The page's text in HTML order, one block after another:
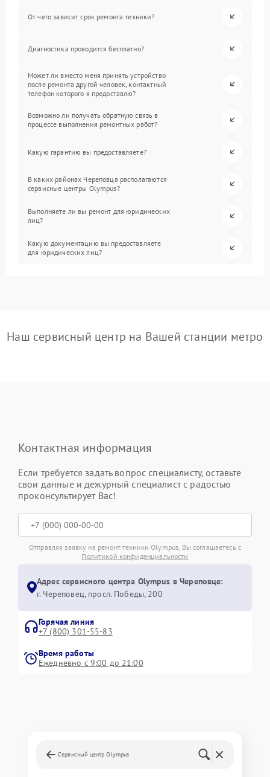
От чего зависит срок ремонта техники?
Диагностика проводится бесплатно?
Может ли вместо меня принять устройство
после ремонта другой человек, контактный
телефон которого я предоставлю?
Возможно ли получать обратную связь в
процессе выполнения ремонтных работ?
Какую гарантию вы предоставляете?
В каких районах Череповца располагаются
сервисные центры Olympus?
Выполняете ли вы ремонт для юридических
лиц?
Какую документацию вы предоставляете
для юридических лиц?
Наш сервисный центр на Вашей станции метро
Контактная информация
Если требуется задать вопрос специалисту, оставьте
свои данные и дежурный специалист с радостью
проконсультирует Вас!
Отправляя заявку на ремонт техники Olympus, Вы соглашаетесь с
Политикой конфиденциальности
Адрес сервисного центра Olympus в Череповце:
г. Череповец, просп. Победы, 200
Горячая линия
+7 (800) 301-55-83
Время работы
Ежедневно с 9:00 до 21:00
Сервисный центр Olympus